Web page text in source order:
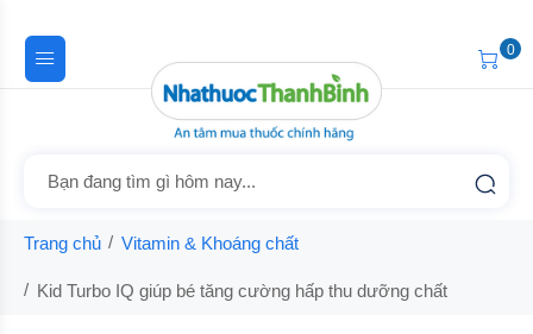
0
Trang chủ Vitamin & Khoáng chất
Kid Turbo IQ giúp bé tăng cường hấp thu dưỡng chất